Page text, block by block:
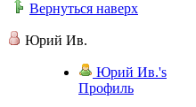
Вернуться наверх
Юрий Ив.
Юрий Ив.'s
Профиль